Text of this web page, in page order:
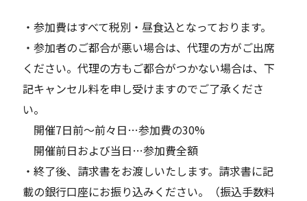
・参加費はすべて税別・昼食込となっております。
・参加者のご都合が悪い場合は、代理の方がご出席
ください。代理の方もご都合がつかない場合は、下
記キャンセル料を申し受けますのでご了承くださ
い。
開催7日前～前々日…参加費の30%
開催前日および当日…参加費全額
・終了後、請求書をお渡しいたします。請求書に記
載の銀行口座にお振り込みください。（振込手数料